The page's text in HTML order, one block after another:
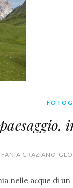
GRAZIANO-
nelle acque di